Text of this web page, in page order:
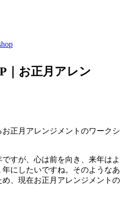
｜お正月アレン
正月アレンジメントのワークシ
すが、心は前を向き、来年はよ
にしたいですね。そのようなあ
、現在お正月アレンジメントの